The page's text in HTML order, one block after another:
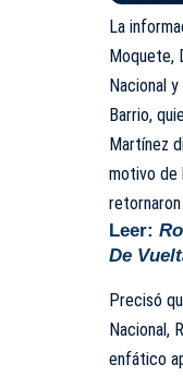
La
Moquete,
Nacional
Barrio,
Martínez
motivo de
retornaron
Leer:
De
Precisó
Nacional,
enfático